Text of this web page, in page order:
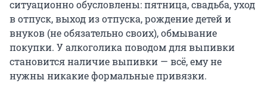
ситуационно обусловлены: пятница, свадьба, уход
в отпуск, выход из отпуска, рождение детей и
внуков (не обязательно своих), обмывание
покупки. У алкоголика поводом для выпивки
становится наличие выпивки — всё, ему не
нужны никакие формальные привязки.